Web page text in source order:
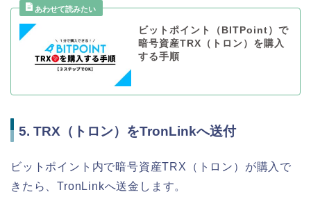
ビットポイント（BITPoint）で
暗号資産TRX（トロン）を購入
する手順
5. TRX（トロン）をTronLinkへ送付
ビットポイント内で暗号資産TRX（トロン）が購入で
きたら、TronLinkへ送金します。